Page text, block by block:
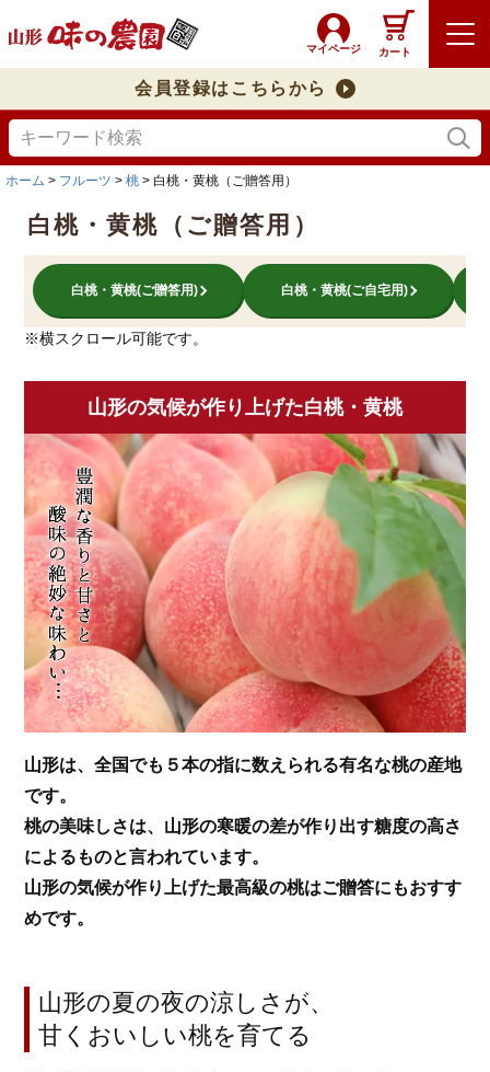
マイページ カート
会員登録はこちらから
ホーム フルーツ 桃 白桃・黄桃（ご贈答用）
白桃・黄桃（ご贈答用）
白桃・黄桃(ご贈答用) 白桃・黄桃(ご自宅用)
※横スクロール可能です。
山形の気候が作り上げた白桃・黄桃
山形は、全国でも５本の指に数えられる有名な桃の産地
です。
桃の美味しさは、山形の寒暖の差が作り出す糖度の高さ
によるものと言われています。
山形の気候が作り上げた最高級の桃はご贈答にもおすす
めです。
山形の夏の夜の涼しさが、
甘くおいしい桃を育てる